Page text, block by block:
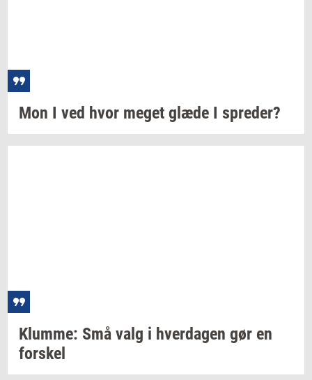
Mon I ved hvor meget glæde I spre­der?
Klum­me: Små valg i hver­da­gen gør en
for­skel